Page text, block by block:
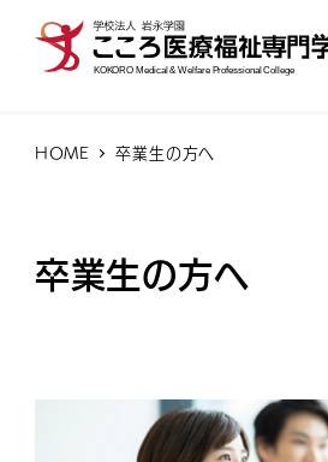
HOME 卒業生の方へ
卒業生の方へ